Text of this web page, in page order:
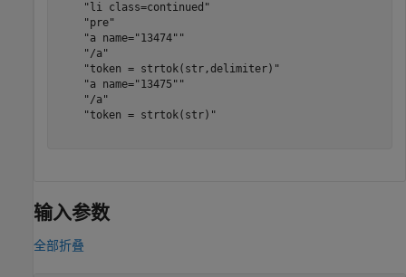
    "li class=continued"
    "pre"
    "a name="13474""
    "/a"
    "token = strtok(str,delimiter)"
    "a name="13475""
    "/a"
    "token = strtok(str)"
输入参数
全部折叠